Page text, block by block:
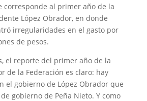
corresponde al primer año de la
López Obrador, en donde
irregularidades en el gasto por
de pesos.
el reporte del primer año de la
de la Federación es claro: hay
el gobierno de López Obrador que
gobierno de Peña Nieto. Y como